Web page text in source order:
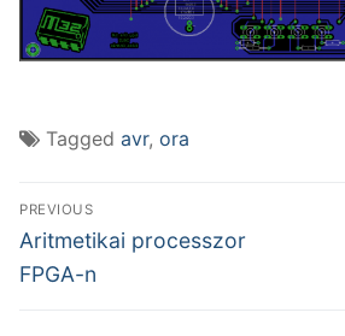
Tagged avr, ora
Bejegyzés
navigáció
PREVIOUS
Previous
post:
Aritmetikai processzor
FPGA-n